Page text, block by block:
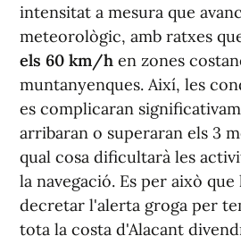
intensitat a mesura que
meteorològic, amb ratxes
els 60 km/h en zones
muntanyenques. Així, les
es complicaran
arribaran o superaran els 3
qual cosa dificultarà les
la navegació. Es per això que
decretar l'alerta groga per
tota la costa d'Alacant